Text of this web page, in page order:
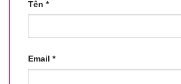
Tên *
Email *